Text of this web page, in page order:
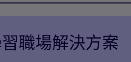
職場解決方案